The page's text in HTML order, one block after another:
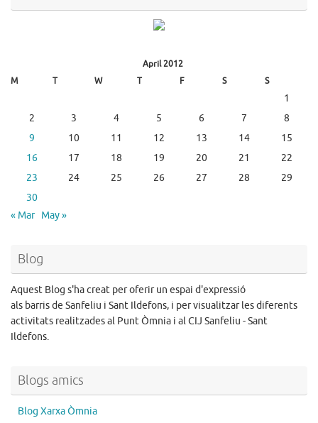
April 2012
M
T W T F S S
1
2
3 4 5 6 7
8
9
10 11 12 13 14
15
16
17 18 19 20 21
22
23
24 25 26 27 28
29
30
« Mar May »
Blog
Aquest Blog s'ha creat per oferir un espai d'expressió
als barris de Sanfeliu i Sant Ildefons, i per visualitzar les diferents
activitats realitzades al Punt Òmnia i al CIJ Sanfeliu - Sant
Ildefons.
Blogs amics
Blog Xarxa Òmnia